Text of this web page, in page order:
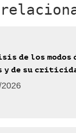
de los
y de su